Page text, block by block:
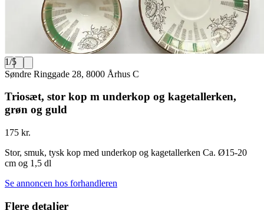
1/5
Søndre Ringgade 28, 8000 Århus C
Triosæt, stor kop m underkop og kagetallerken,
grøn og guld
175 kr.
Stor, smuk, tysk kop med underkop og kagetallerken Ca. Ø15-20
cm og 1,5 dl
Se annoncen hos forhandleren
Flere detaljer